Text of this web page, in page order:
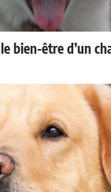
bien-être d’un